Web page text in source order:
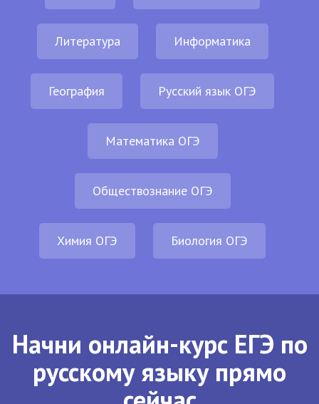
Литература Информатика
География Русский язык ОГЭ
Математика ОГЭ
Обществознание ОГЭ
Химия ОГЭ Биология ОГЭ
Начни онлайн-курс ЕГЭ по
русскому языку прямо